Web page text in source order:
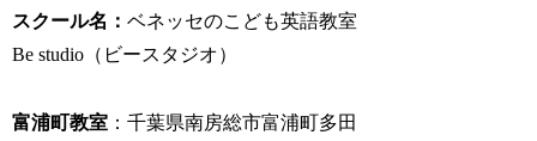
スクール名：ベネッセのこども英語教室
Be studio（ビースタジオ）
富浦町教室 ：千葉県南房総市富浦町多田